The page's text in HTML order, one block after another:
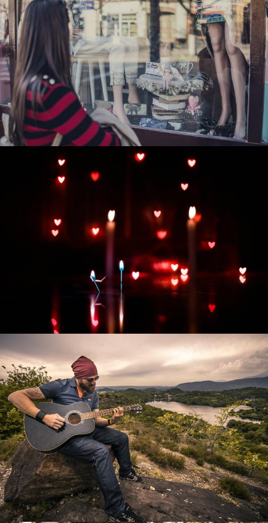
Развитие и поддержка интернет-
витрины StepClub
Смотреть проект
Развитие интернет-магазина "Всё для
праздника"
Смотреть проект
Перевод интернет-магазина
Guitaramania.ru на 1С-Битрикс
Смотреть проект